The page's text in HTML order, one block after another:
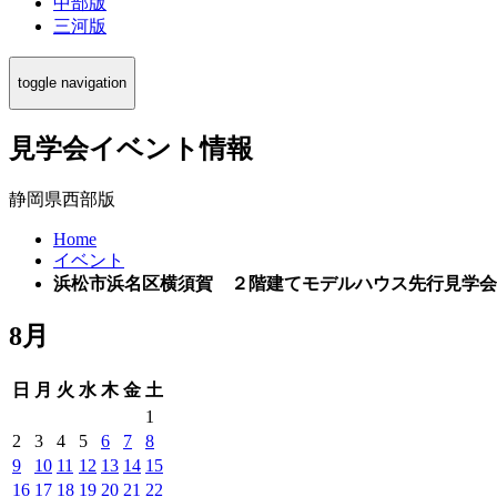
三河版
toggle navigation
見学会イベント情報
静岡県西部版
Home
イベント
浜松市浜名区横須賀 ２階建てモデルハウス先行見学
8月
日 月 火 水 木 金 土
1
2
3 4 5 6 7
8
9
10 11 12 13 14 15
16 17 18 19 20 21 22